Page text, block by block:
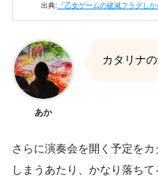
出典: 『乙女ゲームの破滅フラグし
あか
カタリナ
さらに演奏会を開く予定を
しまうあたり、かなり落ちて